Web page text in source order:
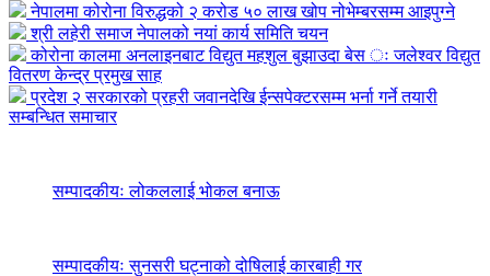
नेपालमा कोरोना विरुद्धको २ करोड ५० लाख खोप नोभेम्बरसम्म आइपुग्ने
श्री लहेरी समाज नेपालको नयां कार्य समिति चयन
कोरोना कालमा अनलाइनबाट विद्युत महशुल बुझाउदा बेस ः जलेश्वर विद्युत
वितरण केन्द्र प्रमुख साह
प्रदेश २ सरकारको प्रहरी जवानदेखि ईन्सपेक्टरसम्म भर्ना गर्ने तयारी
सम्बन्धित समाचार
सम्पादकीयः लोकललाई भोकल बनाऊ
सम्पादकीयः सुनसरी घट्नाको दोषिलाई कारबाही गर